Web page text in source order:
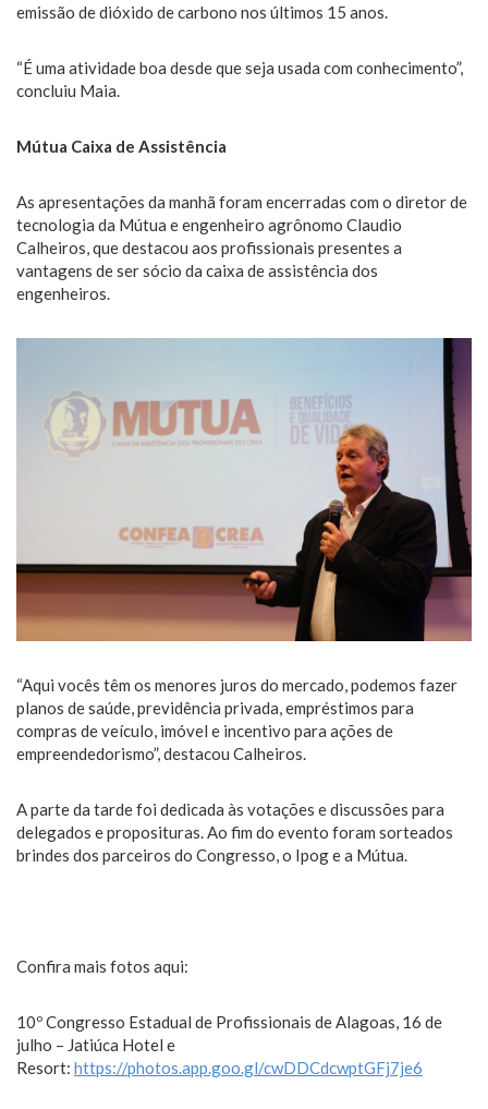
emissão de dióxido de carbono nos últimos 15 anos.
“É uma atividade boa desde que seja usada com conhecimento”,
concluiu Maia.
Mútua Caixa de Assistência
As apresentações da manhã foram encerradas com o diretor de
tecnologia da Mútua e engenheiro agrônomo Claudio
Calheiros, que destacou aos profissionais presentes a
vantagens de ser sócio da caixa de assistência dos
engenheiros.
“Aqui vocês têm os menores juros do mercado, podemos fazer
planos de saúde, previdência privada, empréstimos para
compras de veículo, imóvel e incentivo para ações de
empreendedorismo”, destacou Calheiros.
A parte da tarde foi dedicada às votações e discussões para
delegados e proposituras. Ao fim do evento foram sorteados
brindes dos parceiros do Congresso, o Ipog e a Mútua.
Confira mais fotos aqui:
10º Congresso Estadual de Profissionais de Alagoas, 16 de
julho – Jatiúca Hotel e
Resort: https://photos.app.goo.gl/cwDDCdcwptGFj7je6